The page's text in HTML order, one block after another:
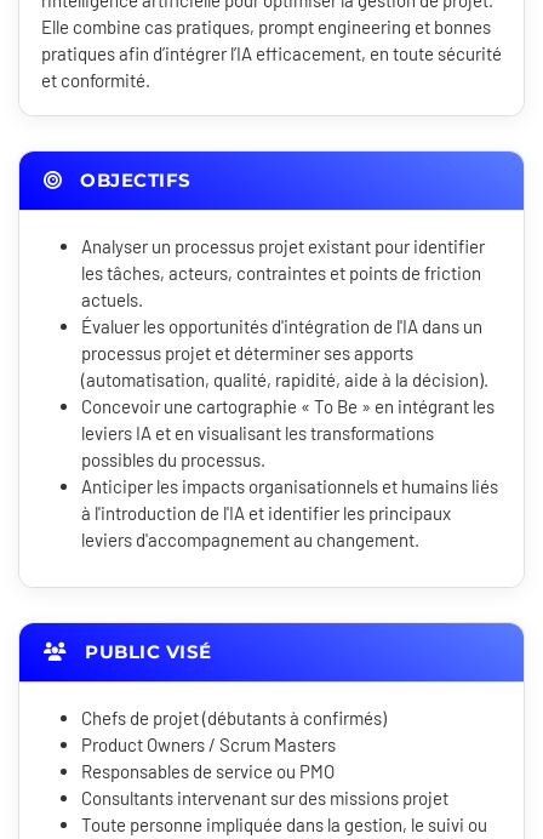
Elle combine cas pratiques, prompt engineering et bonnes
pratiques afin d’intégrer l’IA efficacement, en toute sécurité
et conformité.
OBJECTIFS
Analyser un processus projet existant pour identifier
les tâches, acteurs, contraintes et points de friction
actuels.
Évaluer les opportunités d'intégration de l'IA dans un
processus projet et déterminer ses apports
(automatisation, qualité, rapidité, aide à la décision).
Concevoir une cartographie « To Be » en intégrant les
leviers IA et en visualisant les transformations
possibles du processus.
Anticiper les impacts organisationnels et humains liés
à l'introduction de l'IA et identifier les principaux
leviers d'accompagnement au changement.
PUBLIC VISÉ
Chefs de projet (débutants à confirmés)
Product Owners / Scrum Masters
Responsables de service ou PMO
Consultants intervenant sur des missions projet
Toute personne impliquée dans la gestion, le suivi ou